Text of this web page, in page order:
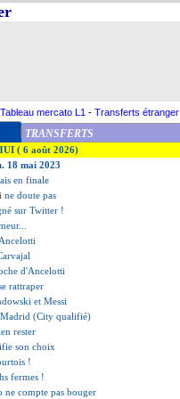
Tableau mercato L1 - Transferts étranger
TRANSFERTS
( 6 août 2026)
18 mai 2023
en finale
doute pas
sur Twitter !
d'Ancelotti
rattraper
et Messi
(City qualifié)
rester
son choix
!
fermes !
ne compte pas bouger